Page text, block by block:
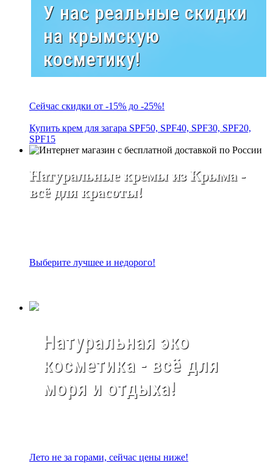
У нас реальные скидки
на крымскую
косметику!
Сейчас скидки от -15% до -25%!
Купить крем для загара SPF50, SPF40, SPF30, SPF20,
SPF15
Натуральные кремы из Крыма -
всё для красоты!
Выберите лучшее и недорого!
Натуральная эко
косметика - всё для
моря и отдыха!
Лето не за горами, сейчас цены ниже!